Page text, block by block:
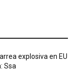
explosiva en EU
Ssa